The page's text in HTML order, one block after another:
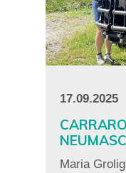
17.09.2025
Maria